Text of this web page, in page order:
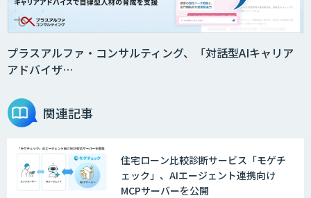
AI新規事業企画・開発支援
プラスアルファ・コンサルティング、「対話型AIキャリア
アドバイザ…
関連記事
住宅ローン比較診断サービス「モゲチ
ェック」、AIエージェント連携向け
MCPサーバーを公開